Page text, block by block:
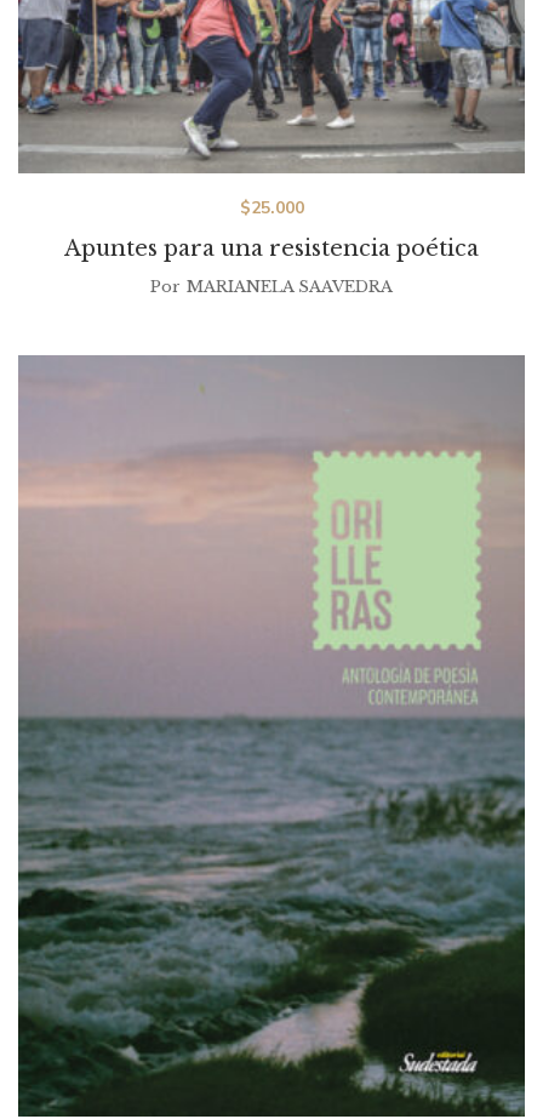
Apuntes para una resistencia poética
$25.000
Por MARIANELA SAAVEDRA